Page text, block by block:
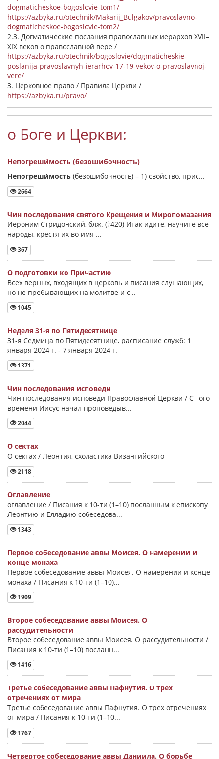
dogmaticheskoe-bogoslovie-tom1/
https://azbyka.ru/otechnik/Makarij_Bulgakov/pravoslavno-
dogmaticheskoe-bogoslovie-tom2/
2.3. Догматические послания православных иерархов XVII–
XIX веков о православной вере /
https://azbyka.ru/otechnik/bogoslovie/dogmaticheskie-
poslanija-pravoslavnyh-ierarhov-17-19-vekov-o-pravoslavnoj-
vere/
3. Церковное право / Правила Церкви /
https://azbyka.ru/pravo/
о Боге и Церкви:
Непогреши́мость (безошибочность)
Непогреши́мость (безошибочность) – 1) свойство, прис...
2664
Чин последования святого Крещения и Миропомазания
Иероним Стридонский, блж. (†420) Итак идите, научите все
народы, крестя их во имя ...
367
О подготовки ко Причастию
Всех верных, входящих в церковь и писания слушающих,
но не пребывающих на молитве и с...
1045
Неделя 31-я по Пятидесятнице
31-я Седмица по Пятидесятнице, расписание служб: 1
января 2024 г. - 7 января 2024 г.
1371
Чин последования исповеди
Чин последования исповеди Православной Церкви / С того
времени Иисус начал проповедыв...
2044
О сектах
О сектах / Леонтия, схоластика Византийского
2118
Оглавление
оглавление / Писания к 10-ти (1–10) посланным к епископу
Леонтию и Елладию собеседова...
1343
Первое собеседование аввы Моисея. О намерении и
конце монаха
Первое собеседование аввы Моисея. О намерении и конце
монаха / Писания к 10-ти (1–10)...
1909
Второе собеседование аввы Моисея. О
рассудительности
Второе собеседование аввы Моисея. О рассудительности /
Писания к 10-ти (1–10) посланн...
1416
Третье собеседование аввы Пафнутия. О трех
отречениях от мира
Третье собеседование аввы Пафнутия. О трех отречениях
от мира / Писания к 10-ти (1–10...
1767
Четвертое собеседование аввы Даниила. О борьбе